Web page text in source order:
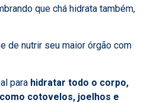
que chá hidrata também,
de nutrir seu maior órgão com
para hidratar todo o corpo,
cotovelos, joelhos e